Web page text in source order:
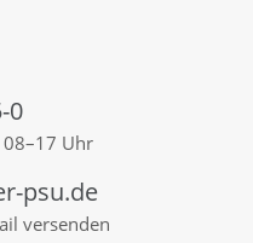
0
Uhr
psu.de
versenden